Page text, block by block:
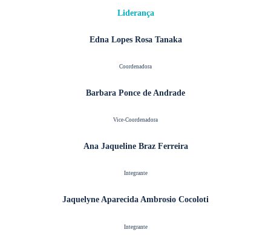
Liderança
Edna Lopes Rosa Tanaka
Coordenadora
Barbara Ponce de Andrade
Vice-Coordenadora
Ana Jaqueline Braz Ferreira
Integrante
Jaquelyne Aparecida Ambrosio Cocoloti
Integrante